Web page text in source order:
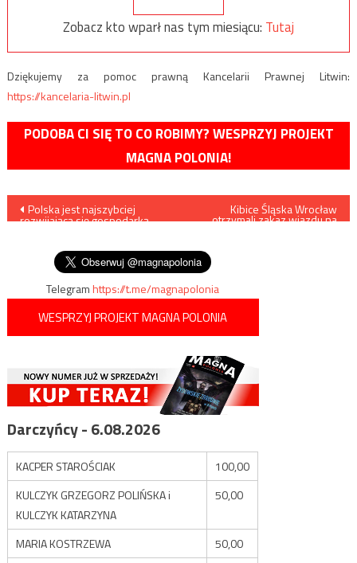
Zobacz kto wparł nas tym miesiącu: Tutaj
Dziękujemy za pomoc prawną Kancelarii Prawnej Litwin:
https://kancelaria-litwin.pl
PODOBA CI SIĘ TO CO ROBIMY? WESPRZYJ PROJEKT
MAGNA POLONIA!
Nawigacja
wpisu
Polska jest najszybciej
rozwijającą się gospodarką
Kibice Śląska Wrocław
otrzymali zakaz wjazdu na
Telegramhttps://t.me/magnapolonia
WESPRZYJ PROJEKT MAGNA POLONIA
Darczyńcy - 6.08.2026
KACPER STAROŚCIAK
100,00
KULCZYK GRZEGORZ POLIŃSKA i
KULCZYK KATARZYNA
50,00
MARIA KOSTRZEWA 50,00